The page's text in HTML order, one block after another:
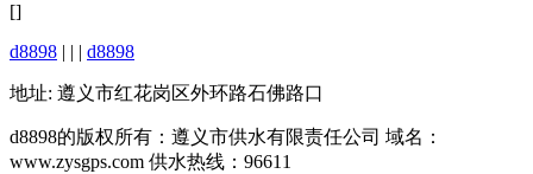
[]
d8898 | | | d8898
地址: 遵义市红花岗区外环路石佛路口
d8898的版权所有：遵义市供水有限责任公司 域名：
www.zysgps.com 供水热线：96611